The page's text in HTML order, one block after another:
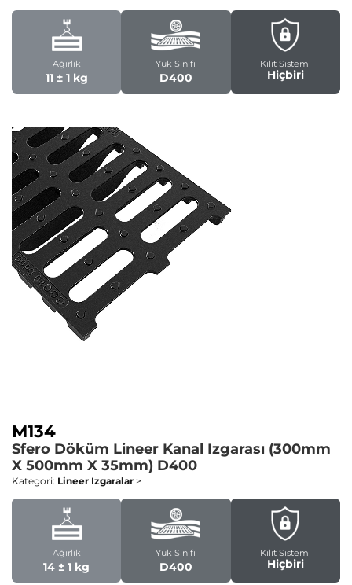
Ağırlık
11 ± 1 kg
Yük Sınıfı
D400
Kilit Sistemi
Hiçbiri
M134
Sfero Döküm Lineer Kanal Izgarası (300mm
X 500mm X 35mm) D400
Kategori: Lineer Izgaralar >
Ağırlık
14 ± 1 kg
Yük Sınıfı
D400
Kilit Sistemi
Hiçbiri